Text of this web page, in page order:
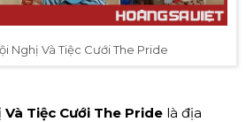
Nghị Và Tiệc Cưới The Pride
Tiệc Cưới The Pride là địa